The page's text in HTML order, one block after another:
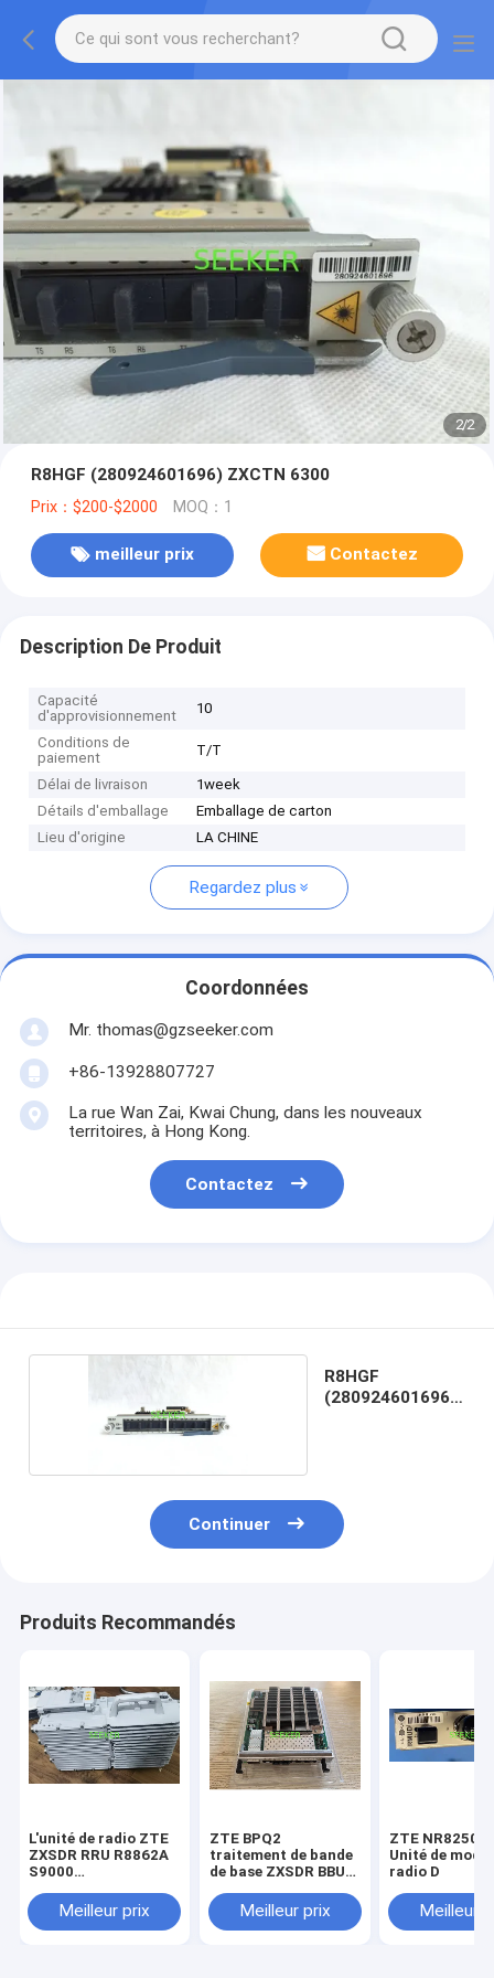
2/2
R8HGF (280924601696) ZXCTN 6300
Prix：$200-$2000 MOQ：1
meilleur prix Contactez
Description De Produit
Capacité
d'approvisionnement
10
Conditions de
paiement
T/T
Délai de livraison
1week
Détails d'emballage
Emballage de carton
Lieu d'origine
LA CHINE
Regardez plus
Coordonnées
Mr. thomas@gzseeker.com
+86-13928807727
La rue Wan Zai, Kwai Chung, dans les nouveaux
territoires, à Hong Kong.
Contactez
R8HGF
(280924601696)
Continuer
Produits Recommandés
L'unité de radio ZTE
ZXSDR RRU R8862A
S9000
Meilleur prix
ZTE BPQ2
traitement de bande
de base ZXSDR BBU
Meilleur prix
ZTE NR8250
Unité de
radio D
Meilleur